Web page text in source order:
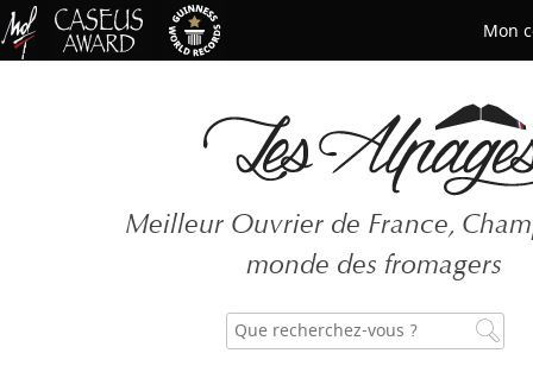
Meilleur Ouvrier de France,
monde des fromagers
Mon
Mot de passe oublié ?
CRÉER UN